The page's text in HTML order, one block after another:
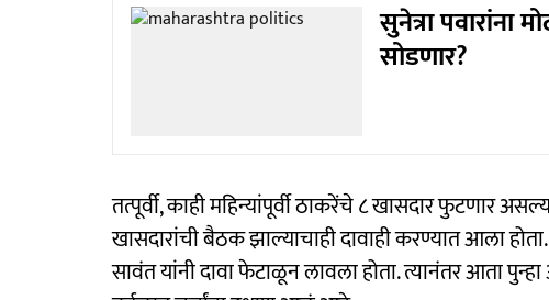
सुनेत्रा पवारांना
सोडणार?
तत्पूर्वी, काही महिन्यांपूर्वी ठाकरेंचे ८ खासदार फुटणार
खासदारांची बैठक झाल्याचाही दावाही करण्यात आला
सावंत यांनी दावा फेटाळून लावला होता. त्यानंतर आता